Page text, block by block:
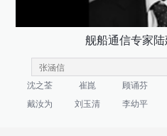
舰船通信专家
沈之荃 崔崑 顾诵芬
戴汝为
刘玉清 李幼平